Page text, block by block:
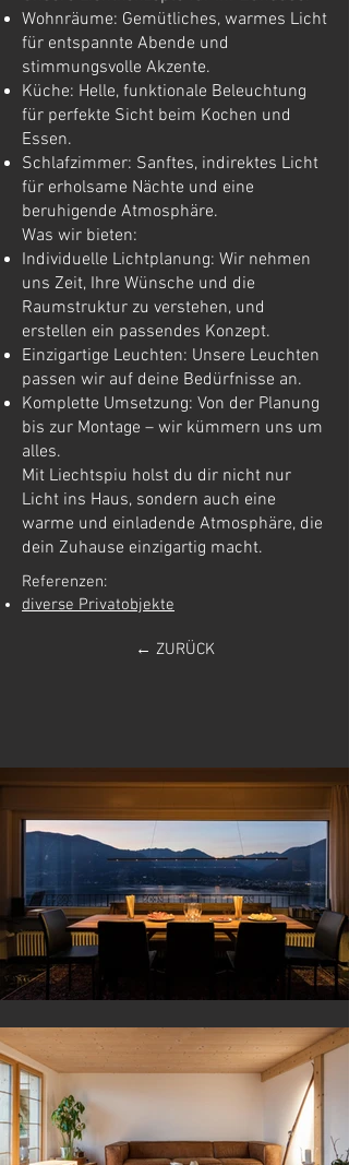
Wohnräume: Gemütliches, warmes Licht
für entspannte Abende und
stimmungsvolle Akzente.
Küche: Helle, funktionale Beleuchtung
für perfekte Sicht beim Kochen und
Essen.
Schlafzimmer: Sanftes, indirektes Licht
für erholsame Nächte und eine
beruhigende Atmosphäre.
Was wir bieten:
Individuelle Lichtplanung: Wir nehmen
uns Zeit, Ihre Wünsche und die
Raumstruktur zu verstehen, und
erstellen ein passendes Konzept.
Einzigartige Leuchten: Unsere Leuchten
passen wir auf deine Bedürfnisse an.
Komplette Umsetzung: Von der Planung
bis zur Montage – wir kümmern uns um
alles.
Mit Liechtspiu holst du dir nicht nur
Licht ins Haus, sondern auch eine
warme und einladende Atmosphäre, die
dein Zuhause einzigartig macht.
Referenzen:
diverse Privatobjekte
← ZURÜCK